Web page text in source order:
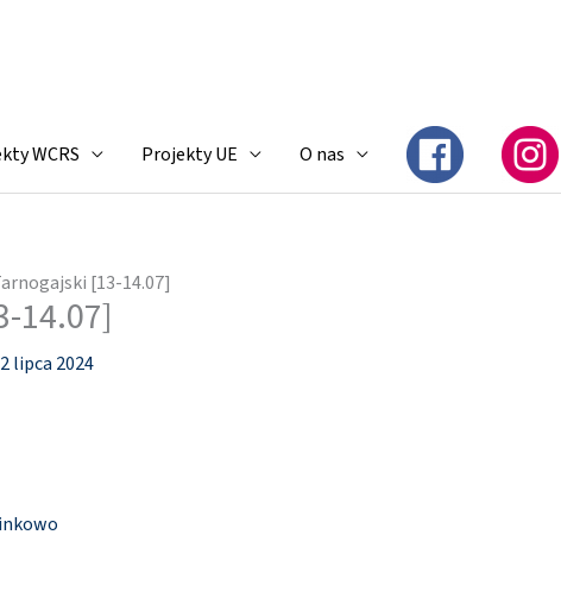
WCRS Projekty UE O nas
[13-14.07]
14.07]
lipca 2024